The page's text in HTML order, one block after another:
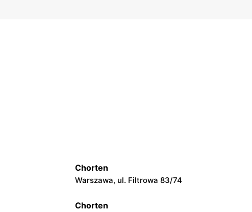
Chorten
Warszawa, ul. Filtrowa 83/74
Chorten